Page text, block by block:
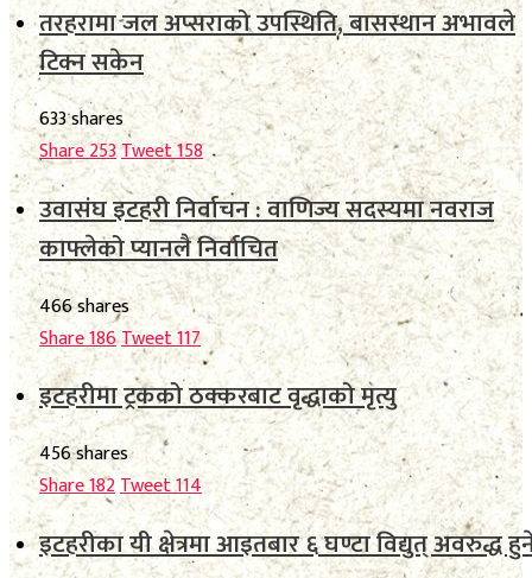
तरहरामा जल अप्सराको उपस्थिति, बासस्थान अभावले
टिक्न सकेन
633 shares
Share253Tweet158
उवासंघ इटहरी निर्वाचन : वाणिज्य सदस्यमा नवराज
काफ्लेको प्यानलै निर्वाचित
466 shares
Share186Tweet117
इटहरीमा ट्रकको ठक्करबाट वृद्धाको मृत्यु
456 shares
Share182Tweet114
इटहरीका यी क्षेत्रमा आइतबार ६ घण्टा विद्युत् अवरुद्ध